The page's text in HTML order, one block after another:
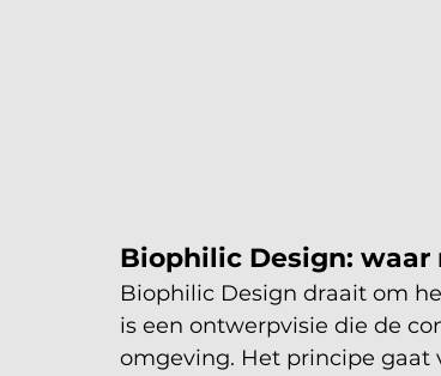
Biophilic Design:
Biophilic Design draait om
is een ontwerpvisie die de
omgeving. Het principe gaat